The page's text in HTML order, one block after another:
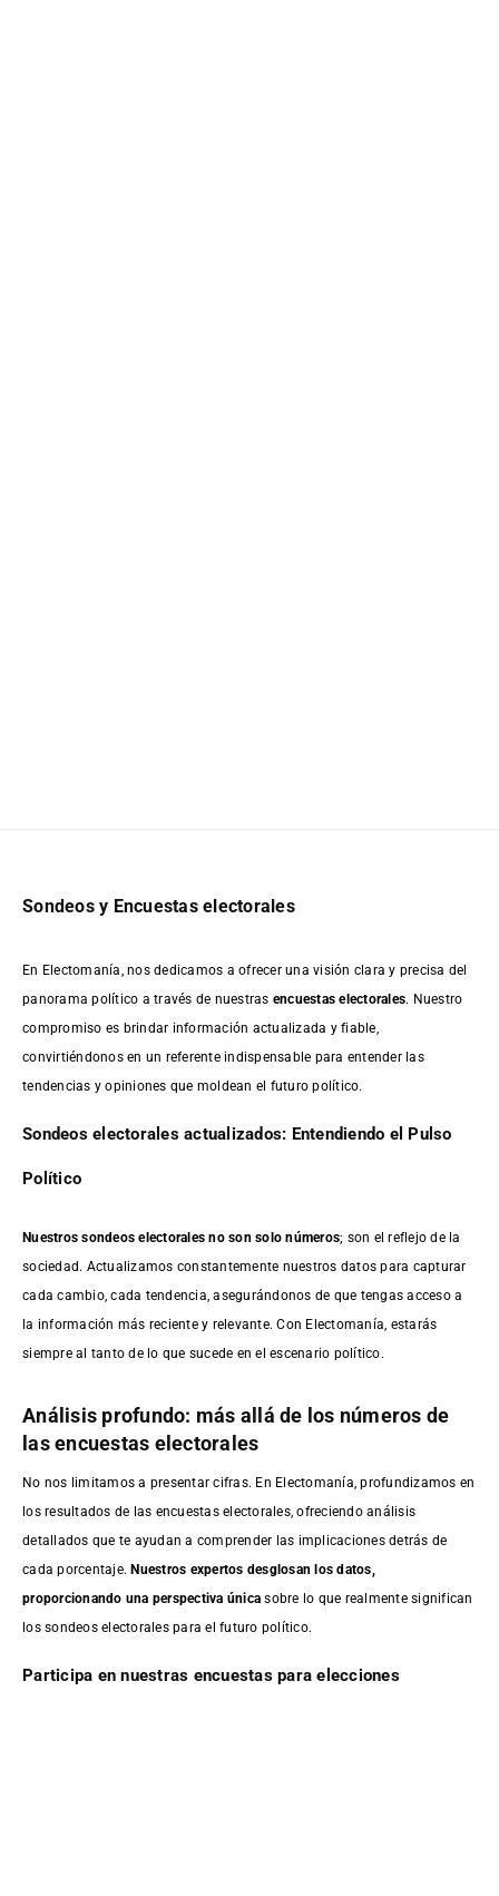
Sondeos y Encuestas electorales
En Electomanía, nos dedicamos a ofrecer una visión clara y precisa del
panorama político a través de nuestras encuestas electorales. Nuestro
compromiso es brindar información actualizada y fiable,
convirtiéndonos en un referente indispensable para entender las
tendencias y opiniones que moldean el futuro político.
Sondeos electorales actualizados: Entendiendo el Pulso
Político
Nuestros sondeos electorales no son solo números; son el reflejo de la
sociedad. Actualizamos constantemente nuestros datos para capturar
cada cambio, cada tendencia, asegurándonos de que tengas acceso a
la información más reciente y relevante. Con Electomanía, estarás
siempre al tanto de lo que sucede en el escenario político.
Análisis profundo: más allá de los números de
las encuestas electorales
No nos limitamos a presentar cifras. En Electomanía, profundizamos en
los resultados de las encuestas electorales, ofreciendo análisis
detallados que te ayudan a comprender las implicaciones detrás de
cada porcentaje.Nuestros expertos desglosan los datos,
proporcionando una perspectiva única sobre lo que realmente significan
los sondeos electorales para el futuro político.
Participa en nuestras encuestas para elecciones